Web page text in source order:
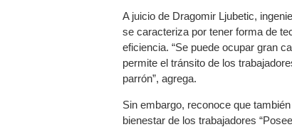
A juicio de Dragomir Ljubetic,
se caracteriza por tener forma de
eficiencia. “Se puede ocupar gran
permite el tránsito de los
parrón”, agrega.
Sin embargo, reconoce que
bienestar de los trabajadores